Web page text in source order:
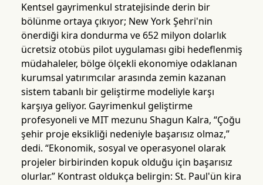
Kentsel gayrimenkul stratejisinde derin bir
bölünme ortaya çıkıyor; New York Şehri'nin
önerdiği kira dondurma ve 652 milyon dolarlık
ücretsiz otobüs pilot uygulaması gibi hedeflenmiş
müdahaleler, bölge ölçekli ekonomiye odaklanan
kurumsal yatırımcılar arasında zemin kazanan
sistem tabanlı bir geliştirme modeliyle karşı
karşıya geliyor. Gayrimenkul geliştirme
profesyoneli ve MIT mezunu Shagun Kalra, “Çoğu
şehir proje eksikliği nedeniyle başarısız olmaz,”
dedi. “Ekonomik, sosyal ve operasyonel olarak
projeler birbirinden kopuk olduğu için başarısız
olurlar.” Kontrast oldukça belirgin: St. Paul'ün kira